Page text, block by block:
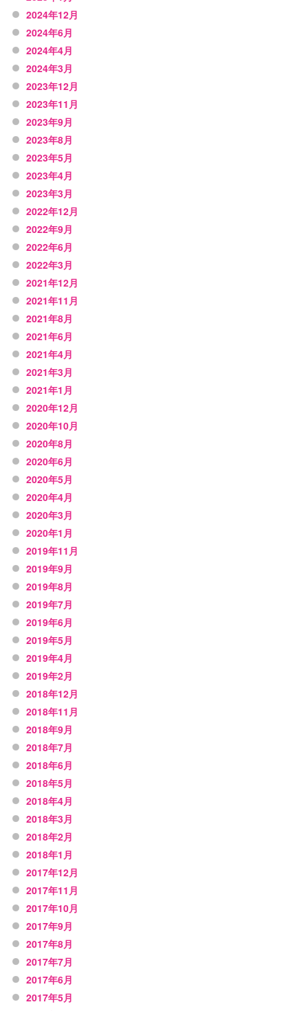
2024年12月
2024年6月
2024年4月
2024年3月
2023年12月
2023年11月
2023年9月
2023年8月
2023年5月
2023年4月
2023年3月
2022年12月
2022年9月
2022年6月
2022年3月
2021年12月
2021年11月
2021年8月
2021年6月
2021年4月
2021年3月
2021年1月
2020年12月
2020年10月
2020年8月
2020年6月
2020年5月
2020年4月
2020年3月
2020年1月
2019年11月
2019年9月
2019年8月
2019年7月
2019年6月
2019年5月
2019年4月
2019年2月
2018年12月
2018年11月
2018年9月
2018年7月
2018年6月
2018年5月
2018年4月
2018年3月
2018年2月
2018年1月
2017年12月
2017年11月
2017年10月
2017年9月
2017年8月
2017年7月
2017年6月
2017年5月